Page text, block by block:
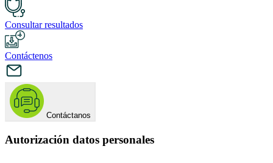
Consultar resultados
Contáctenos
Contáctanos
Autorización datos personales